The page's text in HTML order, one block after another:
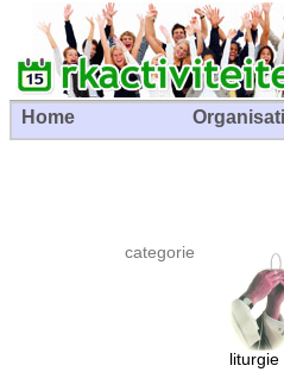
Home
categorie
liturgie